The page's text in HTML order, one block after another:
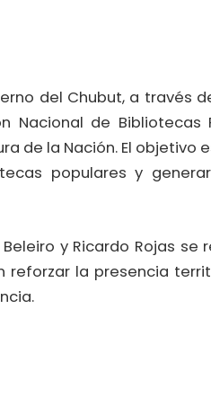
del Chubut, a través
de Bibliotecas
de la Nación. El objetivo
populares y
y Ricardo Rojas se
reforzar la presencia